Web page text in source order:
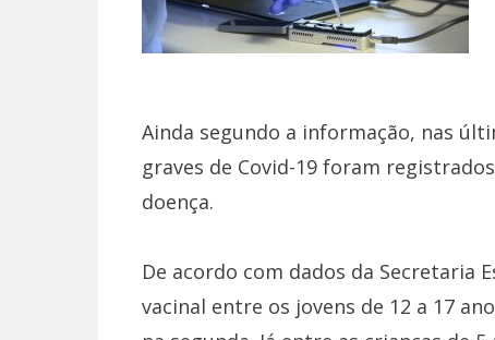
Ainda segundo a informação, nas
graves de Covid-19 foram
doença.
De acordo com dados da Secretaria
vacinal entre os jovens de 12 a 17